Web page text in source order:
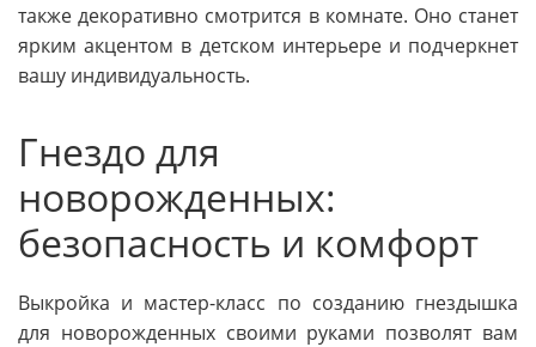
также декоративно смотрится в комнате. Оно станет
ярким акцентом в детском интерьере и подчеркнет
вашу индивидуальность.
Гнездо для
новорожденных:
безопасность и комфорт
Выкройка и мастер-класс по созданию гнездышка
для новорожденных своими руками позволят вам